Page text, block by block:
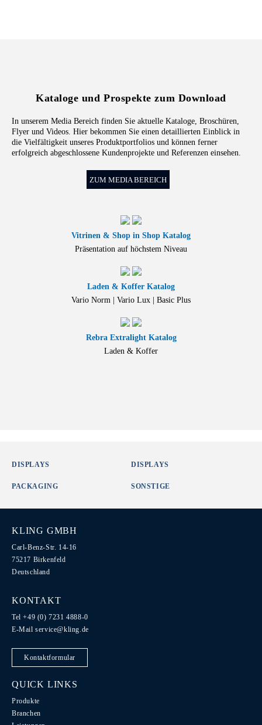
Kataloge und Prospekte zum Download
In unserem Media Bereich finden Sie aktuelle Kataloge, Broschüren,
Flyer und Videos. Hier bekommen Sie einen detaillierten Einblick in
die Vielfältigkeit unseres Produktportfolios und können ferner
erfolgreich abgeschlossene Kundenprojekte und Referenzen einsehen.
ZUM MEDIA BEREICH
Vitrinen & Shop in Shop Katalog
Präsentation auf höchstem Niveau
Laden & Koffer Katalog
Vario Norm | Vario Lux | Basic Plus
Rebra Extralight Katalog
Laden & Koffer
DISPLAYS DISPLAYS
PACKAGING SONSTIGE
KLING GMBH
Carl-Benz-Str. 14-16
75217 Birkenfeld
Deutschland
KONTAKT
Tel +49 (0) 7231 4888-0
E-Mailservice@kling.de
Kontaktformular
QUICK LINKS
Produkte
Branchen